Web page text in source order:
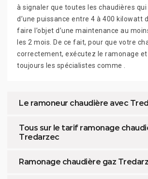
à signaler que toutes les chaudières
d’une puissance entre 4 à 400 kilowatt
faire l’objet d’une maintenance au
les 2 mois. De ce fait, pour que votre
correctement, exécutez le ramonage
toujours les spécialistes comme .
Le ramoneur chaudière avec
Tous sur le tarif ramonage
Tredarzec
Ramonage chaudière gaz